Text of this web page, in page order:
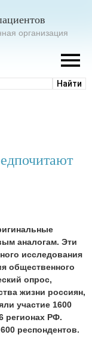
организация
аналогам. Эти
исследования
общественного
опрос,
жизни россиян,
участие 1600
регионах РФ.
респондентов.